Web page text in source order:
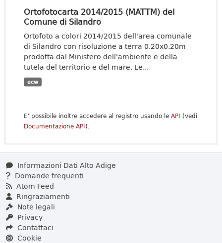
Ortofotocarta 2014/2015 (MATTM) del
Comune di Silandro
Ortofoto a colori 2014/2015 dell'area comunale
di Silandro con risoluzione a terra 0.20x0.20m
prodotta dal Ministero dell'ambiente e della
tutela del territorio e del mare. Le...
ecw
E' possibile inoltre accedere al registro usando le API (vedi
Documentazione API).
Informazioni Dati Alto Adige
Domande frequenti
Atom Feed
Ringraziamenti
Note legali
Privacy
Contattaci
Cookie